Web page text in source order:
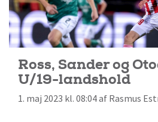
Ross, Sander og
U/19-landshold
1. maj 2023 kl. 08:04 af Rasmus